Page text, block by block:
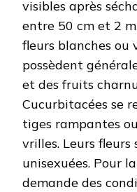
visibles après
entre 50 cm et 2
fleurs blanches ou
possèdent
et des fruits
Cucurbitacées se
tiges rampantes
vrilles. Leurs
unisexuées. Pour
demande des